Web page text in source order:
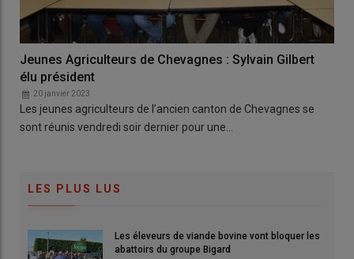
Jeunes Agriculteurs de Chevagnes : Sylvain Gilbert
élu président
20 janvier 2023
Les jeunes agriculteurs de l’ancien canton de Chevagnes se
sont réunis vendredi soir dernier pour une…
LES PLUS LUS
Les éleveurs de viande bovine vont bloquer les
abattoirs du groupe Bigard